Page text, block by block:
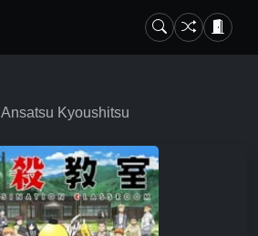
Ansatsu Kyoushitsu